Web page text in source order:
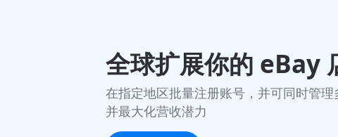
全球扩展你的 eBay
在指定地区批量注册账号，并可同时管
并最大化营收潜力